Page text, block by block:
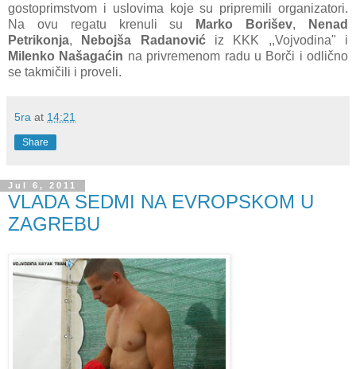
gostoprimstvom i uslovima koje su pripremili organizatori.
Na ovu regatu krenuli su
Marko Borišev,
Nenad
Petrikonja, Nebojša Radanovićiz KKK ,,Vojvodina" i
Milenko Našagaćin na privremenom radu u Borči i odlično
se takmičili i proveli.
5ra at 14:21
Share
Jul 6, 2011
VLADA SEDMI NA EVROPSKOM U
ZAGREBU